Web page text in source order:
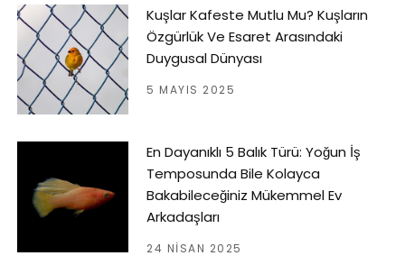
Kuşlar Kafeste Mutlu Mu? Kuşların
Özgürlük Ve Esaret Arasındaki
Duygusal Dünyası
5 MAYIS 2025
En Dayanıklı 5 Balık Türü: Yoğun İş
Temposunda Bile Kolayca
Bakabileceğiniz Mükemmel Ev
Arkadaşları
24 NISAN 2025